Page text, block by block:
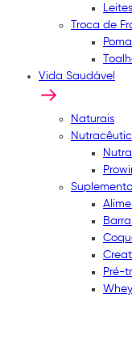
Leites
Troca de
Vida Saudável
Naturais
Pré-
Whey